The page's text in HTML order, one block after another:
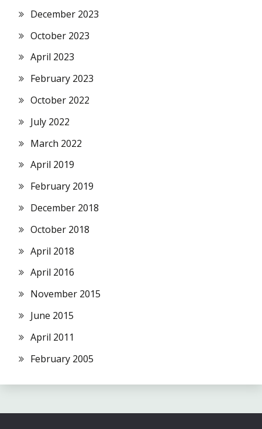
December 2023
October 2023
April 2023
February 2023
October 2022
July 2022
March 2022
April 2019
February 2019
December 2018
October 2018
April 2018
April 2016
November 2015
June 2015
April 2011
February 2005